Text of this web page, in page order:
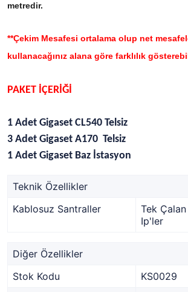
metredir.
**Çekim Mesafesi ortalama olup net
kullanacağınız alana göre farklılık
PAKET İÇERİĞİ
1 Adet Gigaset CL540 Telsiz
3 Adet Gigaset A170 Telsiz
1 Adet Gigaset Baz İstasyon
Teknik Özellikler
Kablosuz Santraller
Tek
Ip'ler
Diğer Özellikler
Stok Kodu
KS0029